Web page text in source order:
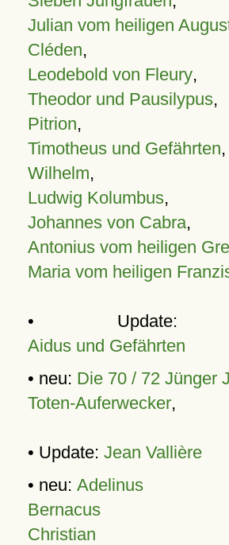
Julian vom heiligen
Cléden,
Leodebold von Fleury,
Theodor und Pausilypus,
Pitrion,
Timotheus und Gefährten,
Wilhelm,
Ludwig Kolumbus,
Johannes von Cabra,
Antonius vom heiligen
Maria vom heiligen
•
Aidus und Gefährten
• neu: Die 70 / 72 Jünger
Toten-Auferwecker,
• Update: Jean Vallière
• neu: Adelinus
Bernacus
Christian